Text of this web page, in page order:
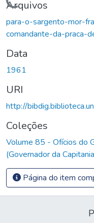
Carregando...
Arquivos
para-o-sargento-mor-
comandante-da-praca-
Data
1961
URI
http://
Coleções
Volume 85 - Ofícios do
(Governador da
Página do item